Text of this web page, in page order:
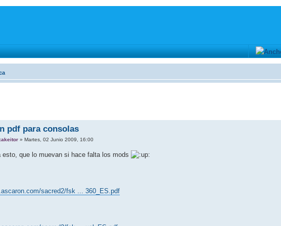
pdf para consolas
» Martes, 02 Junio 2009, 16:00
esto, que lo muevan si hace falta los mods
sacred2/fsk ... 360_ES.pdf